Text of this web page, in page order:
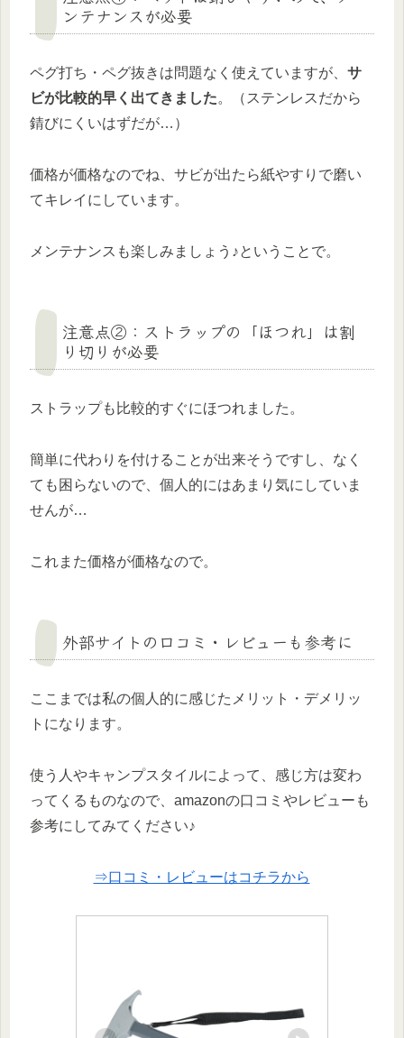
ンテナンスが必要
ペグ打ち・ペグ抜きは問題なく使えていますが、 サ
ビが比較的早く出てきました。（ステンレスだから
錆びにくいはずだが…）
価格が価格なのでね、サビが出たら紙やすりで磨い
てキレイにしています。
メンテナンスも楽しみましょう♪ということで。
注意点②：ストラップの「ほつれ」は割
り切りが必要
ストラップも比較的すぐにほつれました。
簡単に代わりを付けることが出来そうですし、なく
ても困らないので、個人的にはあまり気にしていま
せんが…
これまた価格が価格なので。
外部サイトの口コミ・レビューも参考に
ここまでは私の個人的に感じたメリット・デメリッ
トになります。
使う人やキャンプスタイルによって、感じ方は変わ
ってくるものなので、amazonの口コミやレビューも
参考にしてみてください♪
⇒口コミ・レビューはコチラから